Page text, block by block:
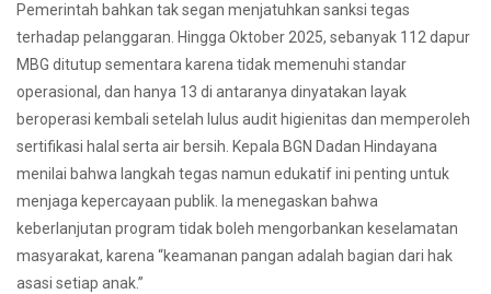
Pemerintah bahkan tak segan menjatuhkan sanksi tegas
terhadap pelanggaran. Hingga Oktober 2025, sebanyak 112 dapur
MBG ditutup sementara karena tidak memenuhi standar
operasional, dan hanya 13 di antaranya dinyatakan layak
beroperasi kembali setelah lulus audit higienitas dan memperoleh
sertifikasi halal serta air bersih. Kepala BGN Dadan Hindayana
menilai bahwa langkah tegas namun edukatif ini penting untuk
menjaga kepercayaan publik. Ia menegaskan bahwa
keberlanjutan program tidak boleh mengorbankan keselamatan
masyarakat, karena “keamanan pangan adalah bagian dari hak
asasi setiap anak.”